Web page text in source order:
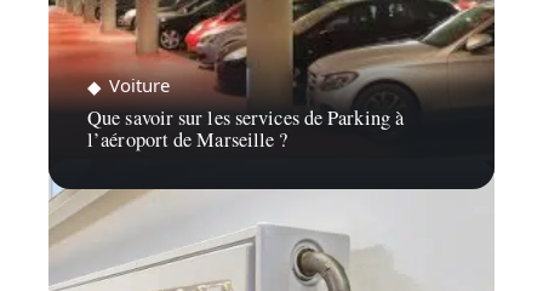
Voiture
Que savoir sur les services de Parking à
l’aéroport de Marseille ?